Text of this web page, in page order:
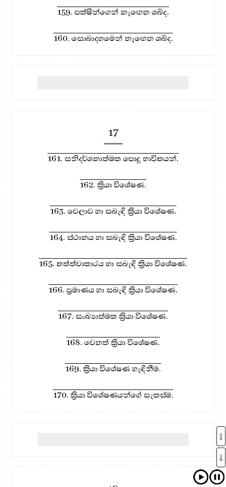
159. පක්ෂීන්ගෙන් නැඟෙන ශබ්ද.
160. සොබාදහමෙන් නැඟෙන ශබ්ද.
17
161. සනිදර්ශනාත්මක පොදු භාවිතයන්.
162. ක්‍රියා විශේෂණ.
163. වෙලාව හා සබැඳි ක්‍රියා විශේෂණ.
164. ස්ථානය හා සබැඳි ක්‍රියා විශේෂණ.
165. තත්ත්වාකාරය හා සබැඳි ක්‍රියා විශේෂණ.
166. ප්‍රමාණය හා සබැඳි ක්‍රියා විශේෂණ.
167. සංඛ්‍යාත්මක ක්‍රියා විශේෂණ.
168. වෙනත් ක්‍රියා විශේෂණ.
169. ක්‍රියා විශේෂණ හැඳිනීම.
170. ක්‍රියා විශේෂණයන්ගේ සැකස්ම.